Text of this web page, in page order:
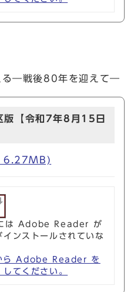
―戦後80年を迎えて―
版【令和7年8月15日
6.27MB)
は Adobe Reader が
ンストールされていな
ら Adobe Reader を
てください。